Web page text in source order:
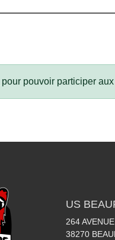
pour pouvoir participer
US
264
38270